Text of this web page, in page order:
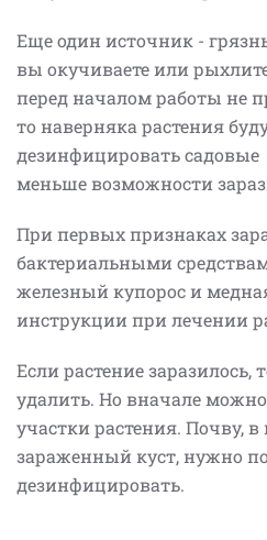
Еще один источник -
вы окучиваете или
перед началом работы не
то наверняка растения
дезинфицировать
меньше возможности
При первых признаках
бактериальными
железный купорос и
инструкции при лечении
Если растение заразилось,
удалить. Но вначале
участки растения. Почву,
зараженный куст, нужно
дезинфицировать.